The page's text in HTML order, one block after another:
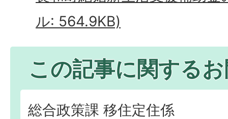
ル: 564.9KB)
この記事に関する
総合政策課 移住定住係